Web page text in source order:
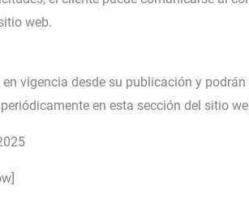
web.
vigencia desde su publicación y
en esta sección del sitio